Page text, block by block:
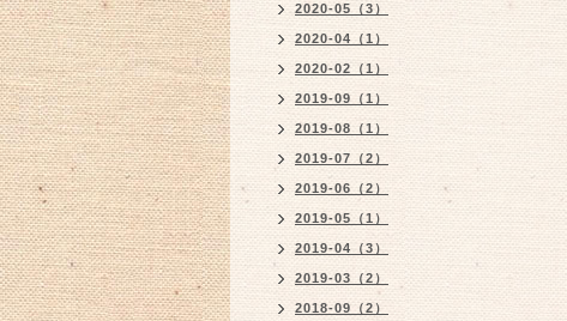
2020-05（3）
2020-04（1）
2020-02（1）
2019-09（1）
2019-08（1）
2019-07（2）
2019-06（2）
2019-05（1）
2019-04（3）
2019-03（2）
2018-09（2）